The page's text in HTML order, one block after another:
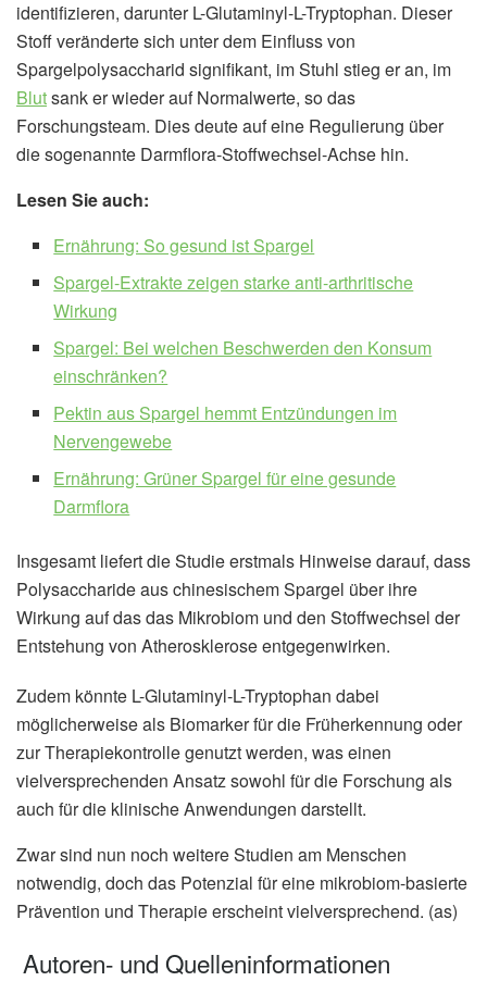
identifizieren, darunter L-Glutaminyl-L-Tryptophan. Dieser
Stoff veränderte sich unter dem Einfluss von
Spargelpolysaccharid signifikant, im Stuhl stieg er an, im
Blutsank er wieder auf Normalwerte, so das
Forschungsteam. Dies deute auf eine Regulierung über
die sogenannte Darmflora-Stoffwechsel-Achse hin.
Lesen Sie auch:
Ernährung: So gesund ist Spargel
Spargel-Extrakte zeigen starke anti-arthritische
Wirkung
Spargel: Bei welchen Beschwerden den Konsum
einschränken?
Pektin aus Spargel hemmt Entzündungen im
Nervengewebe
Ernährung: Grüner Spargel für eine gesunde
Darmflora
Insgesamt liefert die Studie erstmals Hinweise darauf, dass
Polysaccharide aus chinesischem Spargel über ihre
Wirkung auf das das Mikrobiom und den Stoffwechsel der
Entstehung von Atherosklerose entgegenwirken.
Zudem könnte L-Glutaminyl-L-Tryptophan dabei
möglicherweise als Biomarker für die Früherkennung oder
zur Therapiekontrolle genutzt werden, was einen
vielversprechenden Ansatz sowohl für die Forschung als
auch für die klinische Anwendungen darstellt.
Zwar sind nun noch weitere Studien am Menschen
notwendig, doch das Potenzial für eine mikrobiom-basierte
Prävention und Therapie erscheint vielversprechend. (as)
Autoren- und Quelleninformationen